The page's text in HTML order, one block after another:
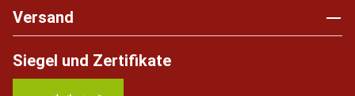
Versand
Siegel und Zertifikate